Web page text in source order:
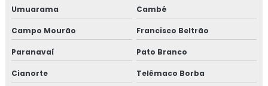
Umuarama Cambé
Campo Mourão Francisco Beltrão
Paranavaí Pato Branco
Cianorte Telêmaco Borba